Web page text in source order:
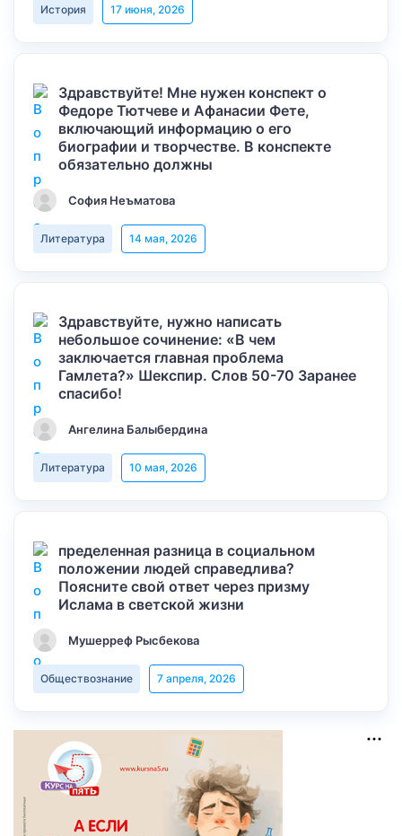
История 17 июня, 2026
Здравствуйте! Мне нужен конспект о
Федоре Тютчеве и Афанасии Фете,
включающий информацию о его
биографии и творчестве. В конспекте
обязательно должны
София Неъматова
Литература 14 мая, 2026
Здравствуйте, нужно написать
небольшое сочинение: «В чем
заключается главная проблема
Гамлета?» Шекспир. Слов 50-70 Заранее
спасибо!
Ангелина Балыбердина
Литература 10 мая, 2026
пределенная разница в социальном
положении людей справедлива?
Поясните свой ответ через призму
Ислама в светской жизни
Мушерреф Рысбекова
Обществознание 7 апреля, 2026